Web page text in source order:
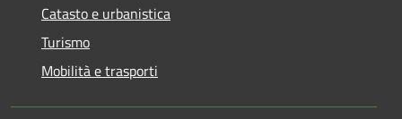
Catasto e urbanistica
Turismo
Mobilità e trasporti